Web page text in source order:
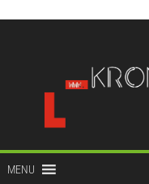
treści
MENU